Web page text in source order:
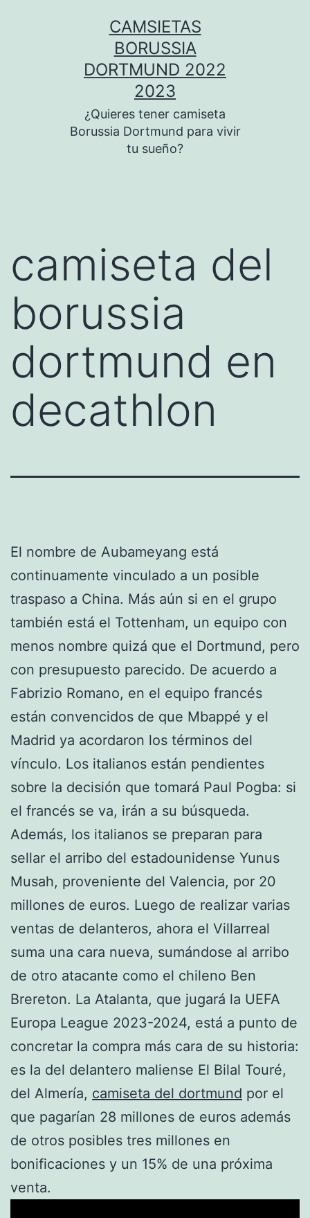
CAMSIETAS
BORUSSIA
DORTMUND 2022
2023
¿Quieres tener camiseta
Borussia Dortmund para vivir
tu sueño?
camiseta del
borussia
dortmund en
decathlon
El nombre de Aubameyang está
continuamente vinculado a un posible
traspaso a China. Más aún si en el grupo
también está el Tottenham, un equipo con
menos nombre quizá que el Dortmund, pero
con presupuesto parecido. De acuerdo a
Fabrizio Romano, en el equipo francés
están convencidos de que Mbappé y el
Madrid ya acordaron los términos del
vínculo. Los italianos están pendientes
sobre la decisión que tomará Paul Pogba: si
el francés se va, irán a su búsqueda.
Además, los italianos se preparan para
sellar el arribo del estadounidense Yunus
Musah, proveniente del Valencia, por 20
millones de euros. Luego de realizar varias
ventas de delanteros, ahora el Villarreal
suma una cara nueva, sumándose al arribo
de otro atacante como el chileno Ben
Brereton. La Atalanta, que jugará la UEFA
Europa League 2023-2024, está a punto de
concretar la compra más cara de su historia:
es la del delantero maliense El Bilal Touré,
del Almería, camiseta del dortmund por el
que pagarían 28 millones de euros además
de otros posibles tres millones en
bonificaciones y un 15% de una próxima
venta.